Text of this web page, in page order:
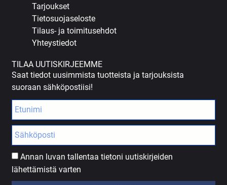
Tarjoukset
Tietosuojaseloste
Tilaus- ja toimitusehdot
Yhteystiedot
TILAA UUTISKIRJEEMME
Saat tiedot uusimmista tuotteista ja tarjouksista
suoraan sähköpostiisi!
Annan luvan tallentaa tietoni uutiskirjeiden
lähettämistä varten